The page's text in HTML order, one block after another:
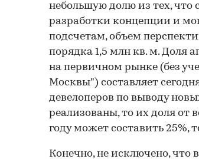
небольшую долю из тех, что
разработки концепции и
подсчетам, объем
порядка 1,5 млн кв. м. Доля
на первичном рынке (без
Москвы") составляет
девелоперов по выводу
реализованы, то их доля от
году может составить 25%,
Конечно, не исключено, что